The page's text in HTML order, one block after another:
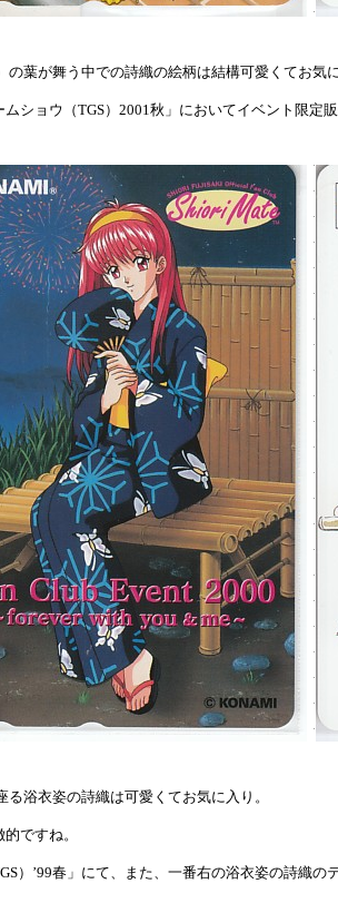
葉が舞う中での詩織の絵柄は結構可愛くてお気に
ョウ（TGS）2001秋」においてイベント限定
浴衣姿の詩織は可愛くてお気に入り。
ですね。
）’99春」にて、また、一番右の浴衣姿の詩織の